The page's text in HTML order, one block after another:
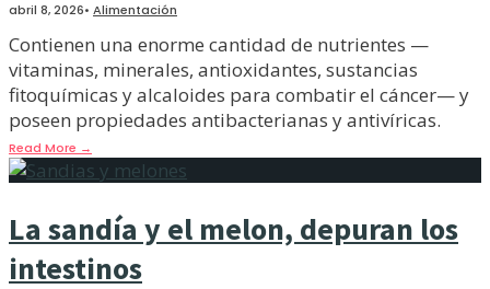
abril 8, 2026• Alimentación
Contienen una enorme cantidad de nutrientes —
vitaminas, minerales, antioxidantes, sustancias
fitoquímicas y alcaloides para combatir el cáncer— y
poseen propiedades antibacterianas y antivíricas.
Read More →
La sandía y el melon, depuran los
intestinos